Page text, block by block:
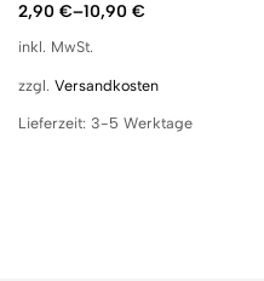
2,90 €–10,90 €
inkl. MwSt.
zzgl. Versandkosten
Lieferzeit: 3-5 Werktage